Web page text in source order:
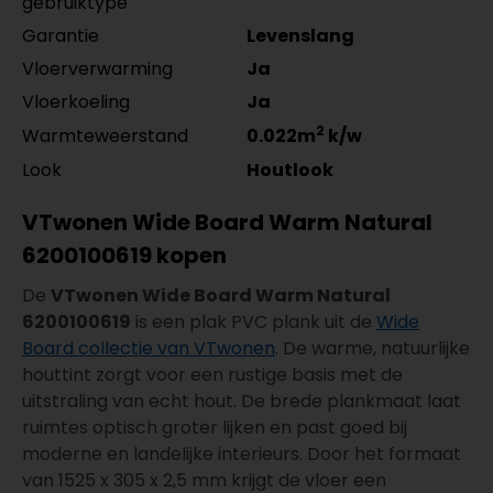
Garantie
Levenslang
Vloerverwarming
Ja
Vloerkoeling
Ja
Warmteweerstand
0.022m2 k/w
Look
Houtlook
VTwonen Wide Board Warm Natural
6200100619 kopen
De VTwonen Wide Board Warm Natural
6200100619 is een plak PVC plank uit de Wide
Board collectie van VTwonen. De warme, natuurlijke
houttint zorgt voor een rustige basis met de
uitstraling van echt hout. De brede plankmaat laat
ruimtes optisch groter lijken en past goed bij
moderne en landelijke interieurs. Door het formaat
van 1525 x 305 x 2,5 mm krijgt de vloer een